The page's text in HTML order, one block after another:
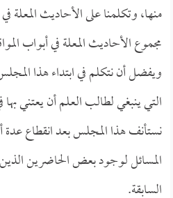
منها، وتكلمنا على الأحاديث المعلة
مجموع الأحاديث المعلة في أبواب
ويفضل أن نتكلم في ابتداء هذا
التي ينبغي لطالب العلم أن يعتني
نستأنف هذا المجلس بعد انقطاع
المسائل لوجود بعض الحاضرين
السابقة.